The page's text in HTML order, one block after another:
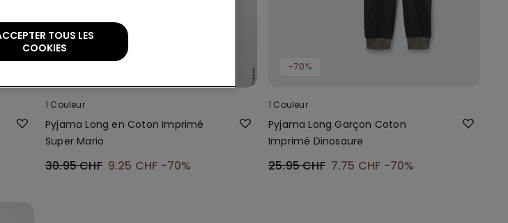
1 Couleur
Pyjama Long en Coton Imprimé
Super Mario
30.95 CHF 9.25 CHF -70%
-70%
1 Couleur
Pyjama Long Garçon Coton
Imprimé Dinosaure
25.95 CHF 7.75 CHF -70%
TOUS LES
COOKIES